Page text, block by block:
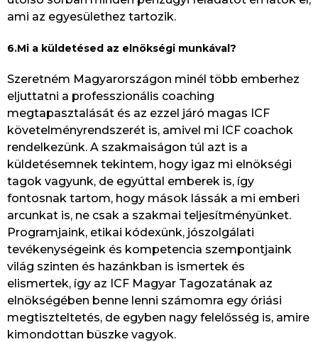
ami az egyesülethez tartozik.
6.Mi a küldetésed az elnökségi munkával?
Szeretném Magyarországon minél több emberhez
eljuttatni a professzionális coaching
megtapasztalását és az ezzel járó magas ICF
követelményrendszerét is, amivel mi ICF coachok
rendelkezünk. A szakmaiságon túl azt is a
küldetésemnek tekintem, hogy igaz mi elnökségi
tagok vagyunk, de egyúttal emberek is, így
fontosnak tartom, hogy mások lássák a mi emberi
arcunkat is, ne csak a szakmai teljesítményünket.
Programjaink, etikai kódexünk, jószolgálati
tevékenységeink és kompetencia szempontjaink
világ szinten és hazánkban is ismertek és
elismertek, így az ICF Magyar Tagozatának az
elnökségében benne lenni számomra egy óriási
megtiszteltetés, de egyben nagy felelősség is, amire
kimondottan büszke vagyok.